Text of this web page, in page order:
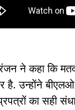
ने कहा कि
है. उन्होंने
प्रपत्रों का सही